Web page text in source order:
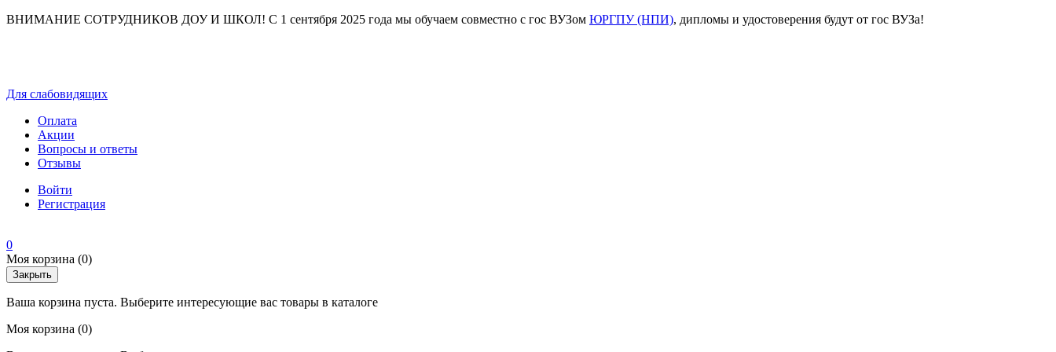
ВНИМАНИЕ СОТРУДНИКОВ ДОУ И ШКОЛ! С 1 сентября 2025 года мы обучаем совместно с гос ВУЗом ЮРГПУ (НПИ), дипломы и удостоверения будут от гос ВУЗа!
Для слабовидящих
Оплата
Акции
Вопросы и ответы
Отзывы
Войти
Регистрация
0
Моя корзина (0)
Закрыть
Ваша корзина пуста. Выберите интересующие вас товары в каталоге
Моя корзина (0)